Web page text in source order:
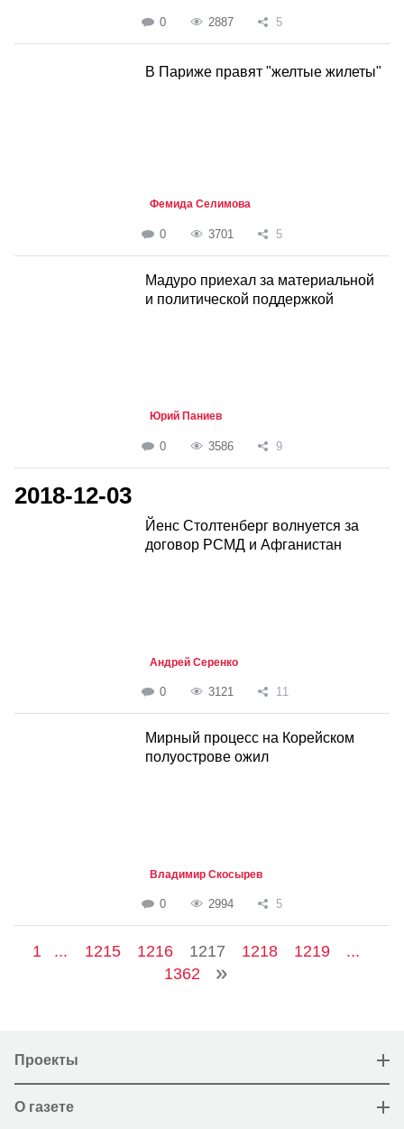
0 2887 5
В Париже правят "желтые жилеты"
Фемида Селимова
0 3701 5
Мадуро приехал за материальной
и политической поддержкой
Юрий Паниев
0 3586 9
2018-12-03
Йенс Столтенберг волнуется за
договор РСМД и Афганистан
Андрей Серенко
0 3121 11
Мирный процесс на Корейском
полуострове ожил
Владимир Скосырев
0 2994 5
1 ... 1215 1216 1217 1218 1219
...
1362
Проекты
О газете